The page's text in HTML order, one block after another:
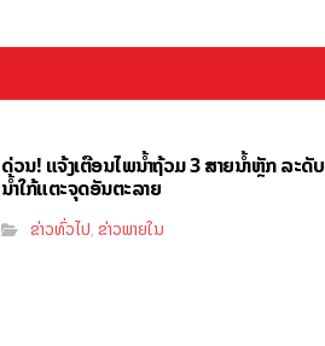
ດ່ວນ! ແຈ້ງເຕືອນໄພນໍ້າຖ້ວມ 3 ສາຍນໍ້າຫຼັກ ລະດັບ
ນໍ້າໃກ້ແຕະຈຸດອັນຕະລາຍ
ຂ່າວທົ່ວໄປ,ຂ່າວພາຍໃນ